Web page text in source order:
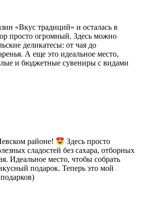
«Вкус традиций» и осталась в
просто огромный. Здесь можно
деликатесы: от чая до
А еще это идеальное место,
и бюджетные сувениры с видами
районе!
Здесь просто
сладостей без сахара, отборных
Идеальное место, чтобы собрать
подарок. Теперь это мой